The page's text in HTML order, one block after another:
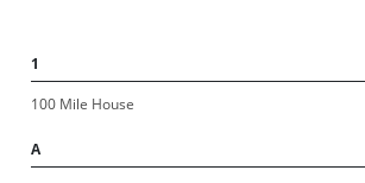
1
100 Mile House
A